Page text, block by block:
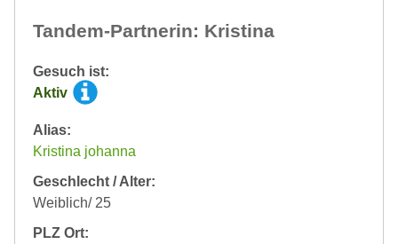
Tandem-Partnerin: Kristina
Gesuch ist:
Aktiv
Alias:
Kristina johanna
Geschlecht / Alter:
Weiblich/ 25
PLZ Ort: